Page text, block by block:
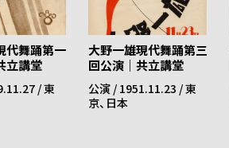
代舞踊第一
立講堂
/ 東
大野一雄現代舞踊第三
回公演｜共立講堂
公演 / 1951.11.23 / 東
京、日本